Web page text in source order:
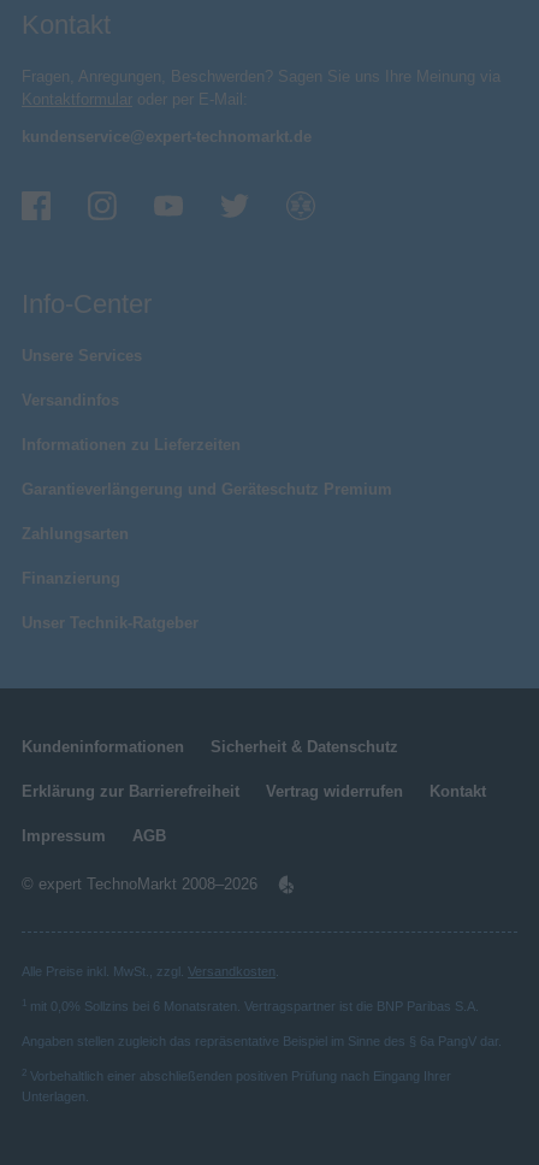
Kontakt
Fragen, Anregungen, Beschwerden? Sagen Sie uns Ihre Meinung via
Kontaktformular oder per E-Mail:
kundenservice@expert-technomarkt.de
Info-Center
Unsere Services
Versandinfos
Informationen zu Lieferzeiten
Garantieverlängerung und Geräteschutz Premium
Zahlungsarten
Finanzierung
Unser Technik-Ratgeber
Kundeninformationen Sicherheit & Datenschutz
Erklärung zur Barrierefreiheit Vertrag widerrufen Kontakt
Impressum AGB
© expert TechnoMarkt 2008–2026
Alle Preise inkl. MwSt., zzgl. Versandkosten
mit 0,0% Sollzins bei 6 Monatsraten. Vertragspartner ist die BNP Paribas S.A.
Angaben stellen zugleich das repräsentative Beispiel im Sinne des § 6a PangV dar.
2 Vorbehaltlich einer abschließenden positiven Prüfung nach Eingang Ihrer
Unterlagen.